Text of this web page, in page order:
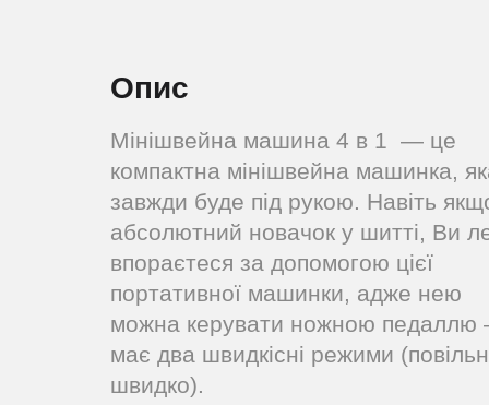
Опис
Мінішвейна машина 4 в 1 — це
компактна мінішвейна машинка,
завжди буде під рукою. Навіть
абсолютний новачок у шитті, Ви
впораєтеся за допомогою цієї
портативної машинки, адже нею
можна керувати ножною
має два швидкісні режими
швидко).